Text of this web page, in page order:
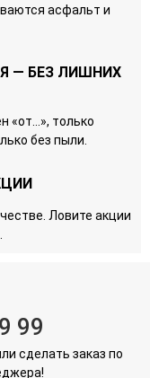
асфальт и
— БЕЗ ЛИШНИХ
«от…», только
без пыли.
Ловите акции
99
сделать заказ по